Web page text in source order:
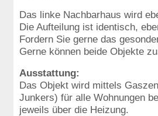
Das linke Nachbarhaus wird
Die Aufteilung ist identisch,
Fordern Sie gerne das
Gerne können beide Objekte
Ausstattung:
Das Objekt wird mittels
Junkers) für alle Wohnungen
jeweils über die Heizung.